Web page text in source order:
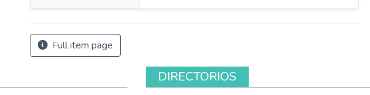
Full item page
DIRECTORIOS